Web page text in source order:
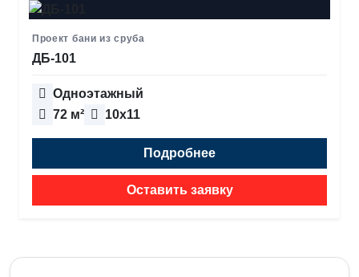
Проект бани из сруба
ДБ-101
Одноэтажный
72 м²
10х11
Подробнее
Оставить заявку